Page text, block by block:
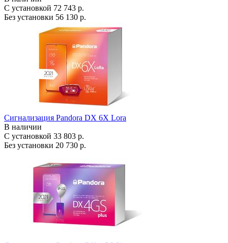
С установкой 72 743 р.
Без установки 56 130 р.
Сигнализация Pandora DX 6X Lora
В наличии
С установкой 33 803 р.
Без установки 20 730 р.